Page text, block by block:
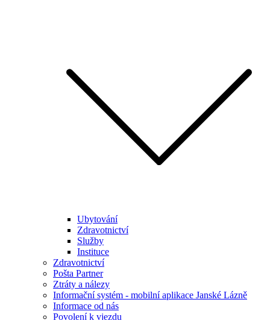
Ubytování
Zdravotnictví
Služby
Instituce
Zdravotnictví
Pošta Partner
Ztráty a nálezy
Informační systém - mobilní aplikace Janské Lázně
Informace od nás
Povolení k vjezdu